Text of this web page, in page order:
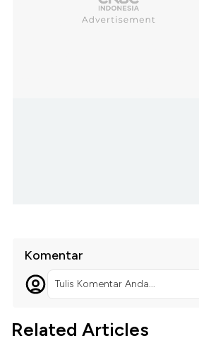
Komentar
Tulis Komentar Anda...
Related Articles